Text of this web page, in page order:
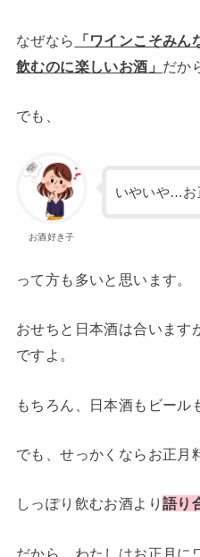
なぜなら
「ワインこそみ
飲むのに楽しいお酒」 だか
でも、
お酒好き子
いやいや…お
って方も多いと思います。
おせちと日本酒は合います
ですよ。
もちろん、日本酒もビール
でも、せっかくならお正月
しっぽり飲むお酒より語り
だから、わたしはお正月に